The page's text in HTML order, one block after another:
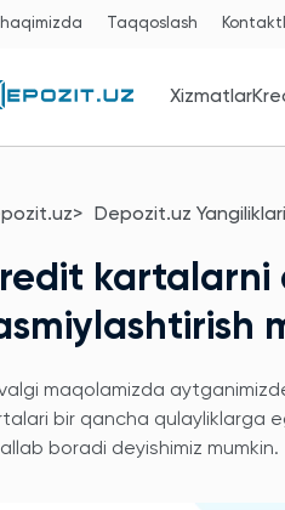
haqimizda Taqqoslash
Xizmatlar
Depozit.uz Yangiliklari
maqolamizda
bir qancha qulayliklarga
boradi deyishimiz mumkin.